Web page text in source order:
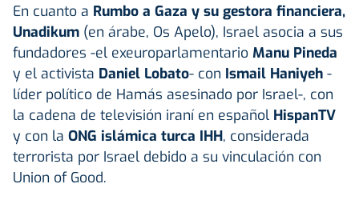
En cuanto a Rumbo a Gaza y su gestora financiera,
Unadikum (en árabe, Os Apelo), Israel asocia a sus
fundadores -el exeuroparlamentario Manu Pineda
y el activista Daniel Lobato- con Ismail Haniyeh -
líder político de Hamás asesinado por Israel-, con
la cadena de televisión iraní en español HispanTV
y con la ONG islámica turca IHH, considerada
terrorista por Israel debido a su vinculación con
Union of Good.